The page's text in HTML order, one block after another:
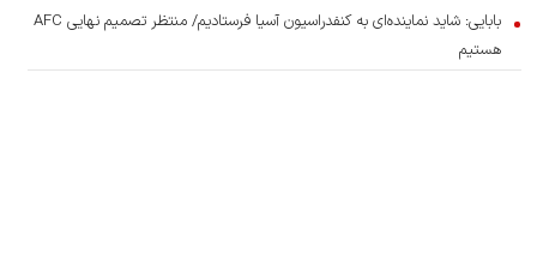
بابایی: شاید نماینده‌ای به کنفدراسیون آسیا فرستادیم/ منتظر تصمیم نهایی AFC
هستیم